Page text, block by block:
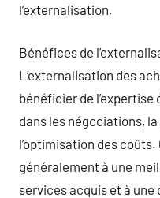
l’externalisation.
Bénéfices de
L’externalisation des
bénéficier de
dans les négociations,
l’optimisation des
généralement à une
services acquis et à